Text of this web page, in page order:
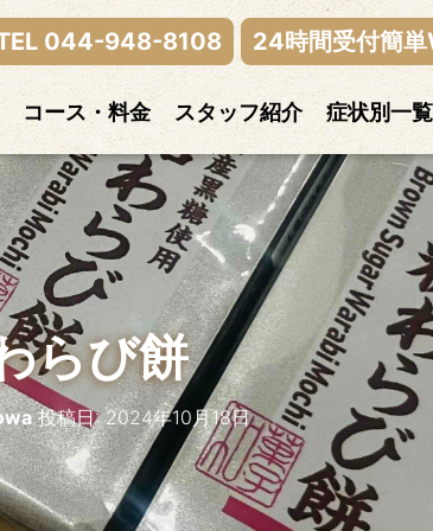
044-948-8108 24時間受付簡
コース・料金 スタッフ紹介 症状別一覧
らび餅
投稿日:2024年10月18日